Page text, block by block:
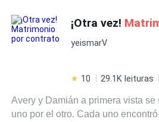
no se permitirá salir lastimada.
Matrimonio por Contrato Traición
¡Otra vez!
yeismarV
10 29.1K leituras
Avery y Damián a primera vista se
uno por el otro. Cada uno